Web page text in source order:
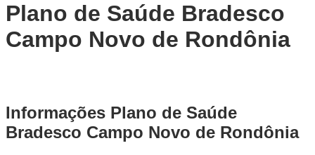
Plano de Saúde Bradesco
Campo Novo de Rondônia
Informações Plano de Saúde
Bradesco Campo Novo de Rondônia